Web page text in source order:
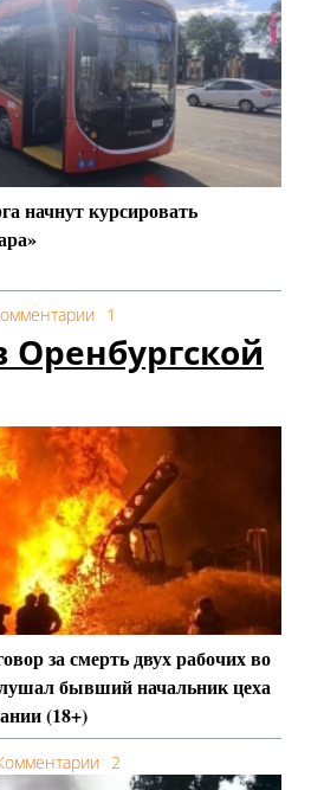
начнут курсировать
1
за смерть двух рабочих во
бывший начальник цеха
(18+)
2